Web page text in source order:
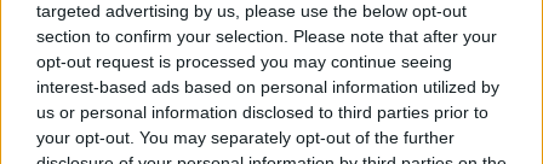
targeted advertising by us, please use the below opt-out
section to confirm your selection. Please note that after your
opt-out request is processed you may continue seeing
interest-based ads based on personal information utilized by
us or personal information disclosed to third parties prior to
your opt-out. You may separately opt-out of the further
PECCCIOLI —L'amministrazione comunale, in occasione della
Giornata della memoria. ricorda gli eventi del19 Marzo 1944,
quando ai rastrellamenti dei miliziani fascisti della Repubblica di
Salò si oppose l'intera comunità pecciolese.
Il ricordo va infatti a quando, in occasione della festività di San
Giuseppe,
11 giovani pecciolesi
furono arrestati dai repubblichini,